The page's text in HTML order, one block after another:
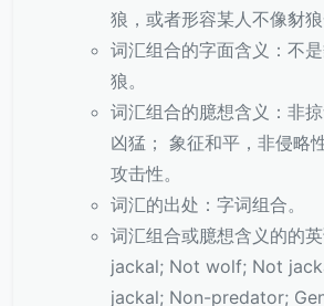
狼，或者形容某人不像豺狼
词汇组合的字面含义：不
狼。
词汇组合的臆想含义：非
凶猛； 象征和平，非侵略
攻击性。
词汇的出处：字词组合。
词汇组合或臆想含义的的
jackal; Not wolf; Not
jackal; Non-predator;